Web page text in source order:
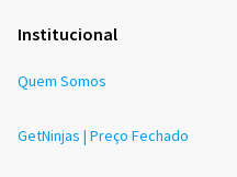
Institucional
Quem Somos
GetNinjas | Preço Fechado